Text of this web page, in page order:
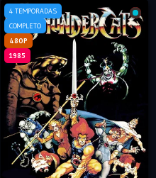
4 TEMPORADAS
COMPLETO
480P
1985